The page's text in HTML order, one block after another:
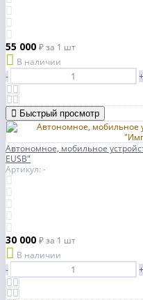
55 000 ₽за 1 шт
В наличии
-
+
Быстрый просмотр
Автономное, мобильное
EUSB"
Артикул: -
30 000 ₽за 1 шт
В наличии
-
+